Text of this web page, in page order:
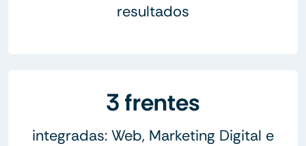
resultados
3 frentes
integradas: Web, Marketing Digital e